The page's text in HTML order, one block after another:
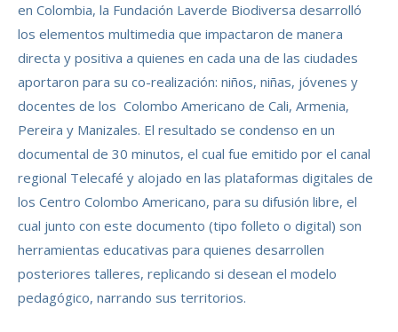
en Colombia, la Fundación Laverde Biodiversa desarrolló
los elementos multimedia que impactaron de manera
directa y positiva a quienes en cada una de las ciudades
aportaron para su co-realización: niños, niñas, jóvenes y
docentes de los Colombo Americano de Cali, Armenia,
Pereira y Manizales. El resultado se condenso en un
documental de 30 minutos, el cual fue emitido por el canal
regional Telecafé y alojado en las plataformas digitales de
los Centro Colombo Americano, para su difusión libre, el
cual junto con este documento (tipo folleto o digital) son
herramientas educativas para quienes desarrollen
posteriores talleres, replicando si desean el modelo
pedagógico, narrando sus territorios.